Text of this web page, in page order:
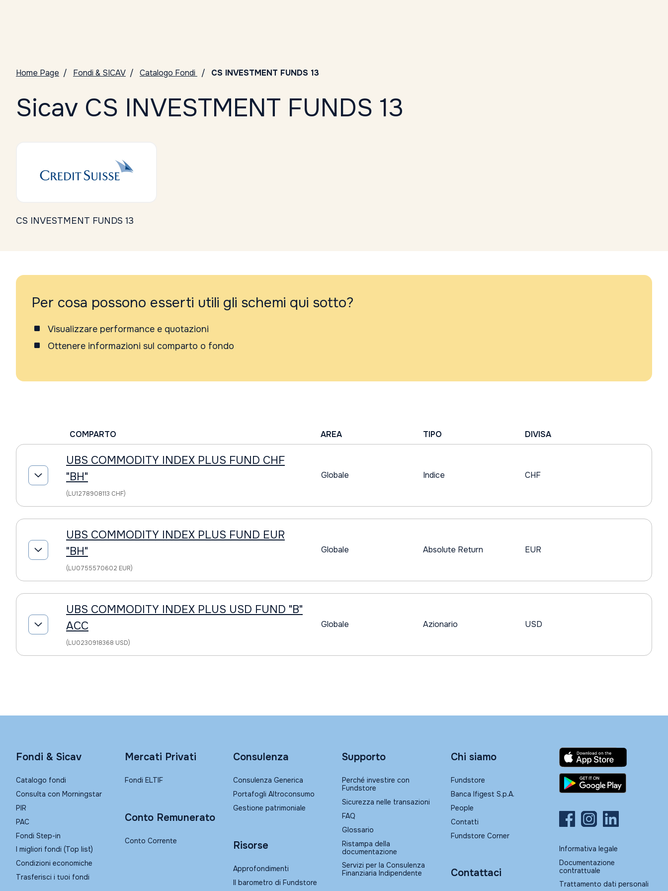
Home Page Fondi & SICAV Catalogo Fondi CS INVESTMENT FUNDS 13
Sicav CS INVESTMENT FUNDS 13
CS INVESTMENT FUNDS 13
Per cosa possono esserti utili gli schemi qui sotto?
Visualizzare performance e quotazioni
Ottenere informazioni sul comparto o fondo
COMPARTO AREA TIPO DIVISA
UBS COMMODITY INDEX PLUS FUND CHF
"BH"
(LU1278908113 CHF)
Globale Indice CHF
UBS COMMODITY INDEX PLUS FUND EUR
"BH"
(LU0755570602 EUR)
Globale Absolute Return EUR
UBS COMMODITY INDEX PLUS USD FUND "B"
ACC
(LU0230918368 USD)
Globale Azionario USD
Fondi & Sicav
Catalogo fondi
Consulta con Morningstar
PIR
PAC
Fondi Step-in
I migliori fondi (Top list)
Condizioni economiche
Trasferisci i tuoi fondi
Mercati Privati
Fondi ELTIF
Conto Remunerato
Conto Corrente
Consulenza
Consulenza Generica
Portafogli Altroconsumo
Gestione patrimoniale
Risorse
Approfondimenti
Il barometro di Fundstore
Supporto
Perché investire con
Fundstore
Sicurezza nelle transazioni
FAQ
Glossario
Ristampa della
documentazione
Servizi per la Consulenza
Finanziaria Indipendente
Chi siamo
Fundstore
Banca Ifigest S.p.A.
People
Contatti
Fundstore Corner
Contattaci
Informativa legale
Documentazione
contrattuale
Trattamento dati personali